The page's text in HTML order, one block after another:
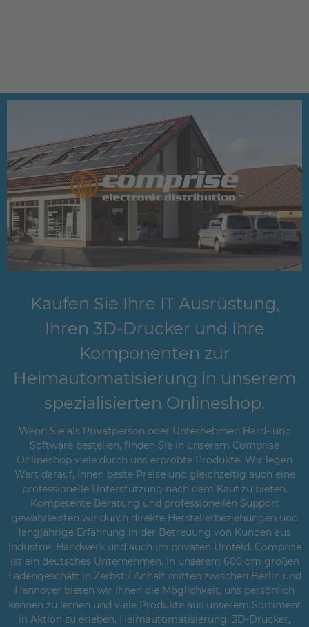
Kaufen Sie Ihre IT Ausrüstung,
Ihren 3D-Drucker und Ihre
Komponenten zur
Heimautomatisierung in unserem
spezialisierten Onlineshop.
Wenn Sie als Privatperson oder Unternehmen Hard- und
Software bestellen, finden Sie in unserem Comprise
Onlineshop viele durch uns erprobte Produkte. Wir legen
Wert darauf, Ihnen beste Preise und gleichzeitig auch eine
professionelle Unterstützung nach dem Kauf zu bieten.
Kompetente Beratung und professionellen Support
gewährleisten wir durch direkte Herstellerbeziehungen und
langjährige Erfahrung in der Betreuung von Kunden aus
Industrie, Handwerk und auch im privaten Umfeld. Comprise
ist ein deutsches Unternehmen. In unserem 600 qm großen
Ladengeschäft in Zerbst / Anhalt mitten zwischen Berlin und
Hannover bieten wir Ihnen die Möglichkeit, uns persönlich
kennen zu lernen und viele Produkte aus unserem Sortiment
in Aktion zu erleben. Heimautomatisierung, 3D-Drucker,